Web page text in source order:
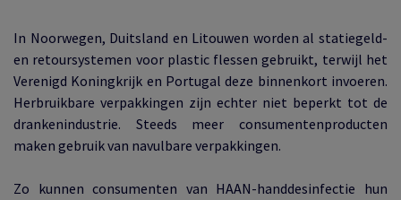
In Noorwegen, Duitsland en Litouwen worden al statiegeld-
en retoursystemen voor plastic flessen gebruikt, terwijl het
Verenigd Koningkrijk en Portugal deze binnenkort invoeren.
Herbruikbare verpakkingen zijn echter niet beperkt tot de
drankenindustrie. Steeds meer consumentenproducten
maken gebruik van navulbare verpakkingen.
Zo kunnen consumenten van HAAN-handdesinfectie hun